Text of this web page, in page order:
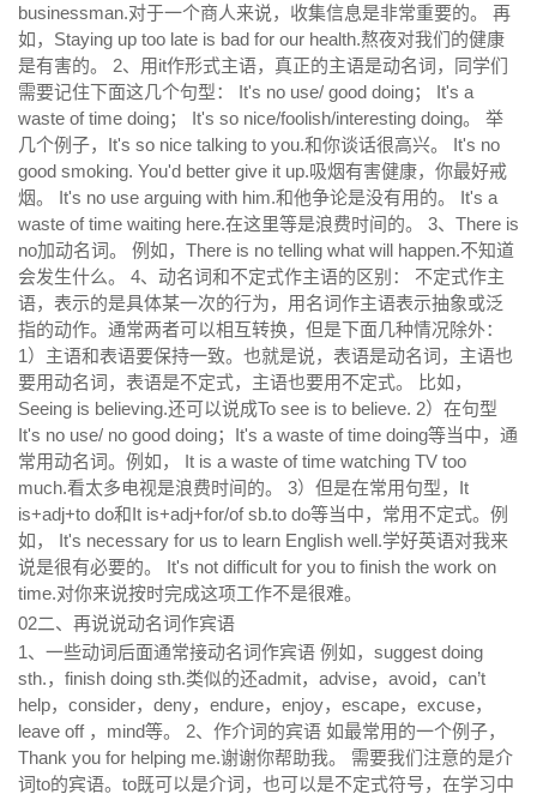
businessman.对于一个商人来说，收集信息是非常重要的。
再
如，Staying up too late is bad for our health.熬夜对我们的健康
是有害的。
2、用it作形式主语，真正的主语是动名词，同学们
需要记住下面这几个句型：
It's no use/ good doing；
It's a
waste of time doing；
It's so nice/foolish/interesting doing。
举
几个例子，It's so nice talking to you.和你谈话很高兴。
It's no
good smoking. You'd better give it up.吸烟有害健康，你最好戒
烟。
It's no use arguing with him.和他争论是没有用的。
It's a
waste of time waiting here.在这里等是浪费时间的。
3、There is
no加动名词。
例如，There is no telling what will happen.不知道
会发生什么。
4、动名词和不定式作主语的区别：
不定式作主
语，表示的是具体某一次的行为，用名词作主语表示抽象或泛
指的动作。通常两者可以相互转换，但是下面几种情况除外：
1）主语和表语要保持一致。也就是说，表语是动名词，主语也
要用动名词，表语是不定式，主语也要用不定式。
比如，
Seeing is believing.还可以说成To see is to believe. 2）在句型
It's no use/ no good doing；It's a waste of time doing等当中，通
常用动名词。例如，
It is a waste of time watching TV too
much.看太多电视是浪费时间的。
3）但是在常用句型，It
is+adj+to do和It is+adj+for/of sb.to do等当中，常用不定式。例
如，
It's necessary for us to learn English well.学好英语对我来
说是很有必要的。
It's not difficult for you to finish the work on
time.对你来说按时完成这项工作不是很难。
02二、再说说动名词作宾语
1、一些动词后面通常接动名词作宾语 例如，suggest doing
sth.，finish doing sth.类似的还admit，advise，avoid，can’t
help，consider，deny，endure，enjoy，escape，excuse，
leave off ，mind等。
2、作介词的宾语 如最常用的一个例子，
Thank you for helping me.谢谢你帮助我。
需要我们注意的是介
词to的宾语。to既可以是介词，也可以是不定式符号，在学习中